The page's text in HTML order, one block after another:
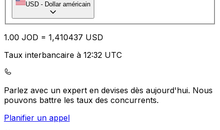
USD - Dollar américain
1.00 JOD = 1,410437 USD
Taux interbancaire à 12:32 UTC
Parlez avec un expert en devises dès aujourd'hui. Nous
pouvons battre les taux des concurrents.
Planifier un appel